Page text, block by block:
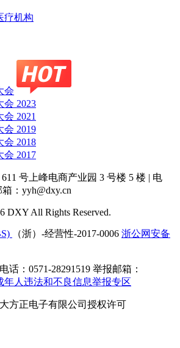
疗机构
会
会 2023
2021
会 2019
会 2018
会 2017
号上峰电商产业园 3 号楼 5 楼 | 电
箱：yyh@dxy.cn
DXY All Rights Reserved.
（浙）-经营性-2017-0006 浙公网安备
话：0571-28291519 举报邮箱：
年人违法和不良信息举报专区
方正电子有限公司授权许可